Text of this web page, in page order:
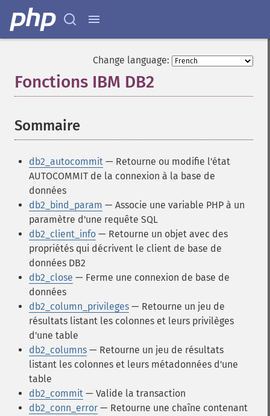
Change language:
Fonctions IBM DB2
Sommaire
db2_autocommit — Retourne ou modifie l'état
AUTOCOMMIT de la connexion à la base de
données
db2_bind_param — Associe une variable PHP à un
paramètre d'une requête SQL
db2_client_info — Retourne un objet avec des
propriétés qui décrivent le client de base de
données DB2
db2_close — Ferme une connexion de base de
données
db2_column_privileges — Retourne un jeu de
résultats listant les colonnes et leurs privilèges
d'une table
db2_columns — Retourne un jeu de résultats
listant les colonnes et leurs métadonnées d'une
table
db2_commit — Valide la transaction
db2_conn_error — Retourne une chaîne contenant